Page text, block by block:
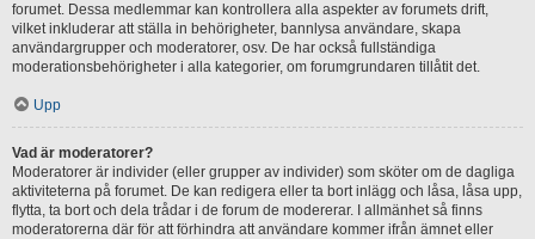
forumet. Dessa medlemmar kan kontrollera alla aspekter av forumets drift,
vilket inkluderar att ställa in behörigheter, bannlysa användare, skapa
användargrupper och moderatorer, osv. De har också fullständiga
moderationsbehörigheter i alla kategorier, om forumgrundaren tillåtit det.
Upp
Vad är moderatorer?
Moderatorer är individer (eller grupper av individer) som sköter om de dagliga
aktiviteterna på forumet. De kan redigera eller ta bort inlägg och låsa, låsa upp,
flytta, ta bort och dela trådar i de forum de modererar. I allmänhet så finns
moderatorerna där för att förhindra att användare kommer ifrån ämnet eller